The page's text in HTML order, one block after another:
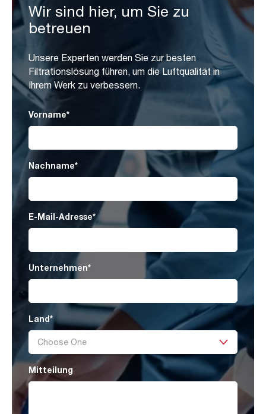
Wir sind hier, um Sie zu
betreuen
Unsere Experten werden Sie zur besten
Filtrationslösung führen, um die Luftqualität in
Ihrem Werk zu verbessern.
Vorname*
Nachname*
E-Mail-Adresse*
Unternehmen*
Land*
Mitteilung